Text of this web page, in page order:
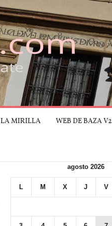
LA MIRILLA WEB DE BAZA V2
agosto 2026
L M X J V